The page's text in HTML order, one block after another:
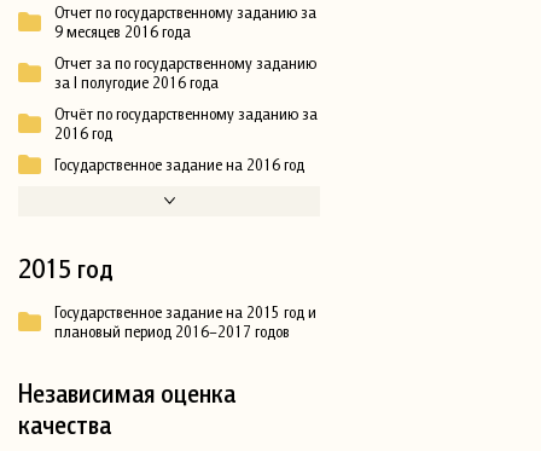
Отчет по государственному заданию за
9 месяцев 2016 года
Отчет за по государственному заданию
за I полугодие 2016 года
Отчёт по государственному заданию за
2016 год
Государственное задание на 2016 год
2015 год
Государственное задание на 2015 год и
плановый период 2016–2017 годов
Независимая оценка
качества